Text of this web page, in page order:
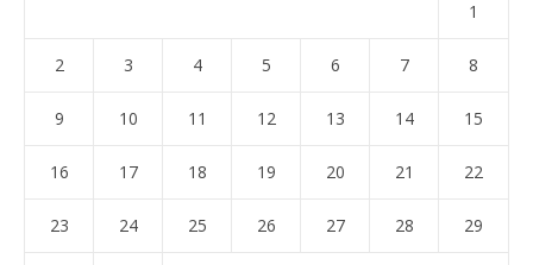
1
2 3 4 5 6 7 8
9 10 11 12 13 14 15
16 17 18 19 20 21 22
23 24 25 26 27 28 29